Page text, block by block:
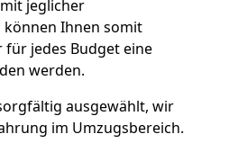
jeglicher
Ihnen somit
jedes Budget eine
werden.
ausgewählt, wir
im Umzugsbereich.